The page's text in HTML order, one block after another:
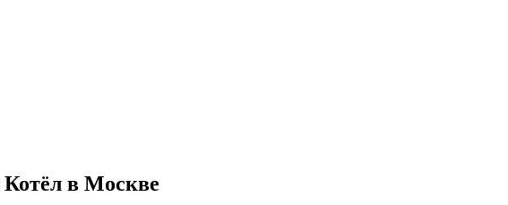
в Москве